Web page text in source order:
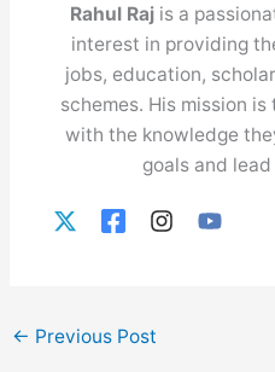
Rahul Raj is a
interest in providing
jobs, education,
schemes. His mission
with the knowledge
goals and
← Previous Post